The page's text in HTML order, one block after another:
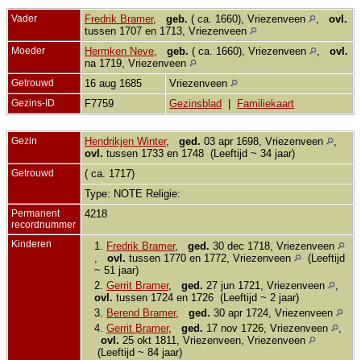
Vader Fredrik Bramer, geb. ( ca. 1660), Vriezenveen
ovl.
tussen 1707 en 1713, Vriezenveen
Moeder Hermken Neve geb. ( ca. 1660), Vriezenveen
ovl.
na 1719, Vriezenveen
Getrouwd 16 aug 1685 Vriezenveen
Gezins-ID F7759 Gezinsblad Familiekaart
Gezin Hendrikjen Winter, ged. 03 apr 1698, Vriezenveen
ovl. tussen 1733 en 1748 (Leeftijd ~ 34 jaar)
Getrouwd
( ca. 1717)
Type: NOTE Religie:
Permanent
recordnummer
4218
Kinderen 1. Fredrik Bramer, ged. 30 dec 1718, Vriezenveen
ovl. tussen 1770 en 1772, Vriezenveen
(Leeftijd
~ 51 jaar)
2. Gerrit Bramer, ged. 27 jun 1721, Vriezenveen
ovl. tussen 1724 en 1726 (Leeftijd ~ 2 jaar)
3.
Berend Bramer, ged. 30 apr 1724, Vriezenveen
4. Gerrit Bramer, ged. 17 nov 1726, Vriezenveen
ovl. 25 okt 1811, Vriezenveen, Vriezenveen
(Leeftijd ~ 84 jaar)